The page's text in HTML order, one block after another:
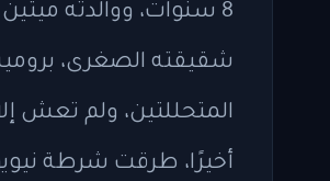
8 سنوات، ووالدته
المتحللتين، ولم تعش